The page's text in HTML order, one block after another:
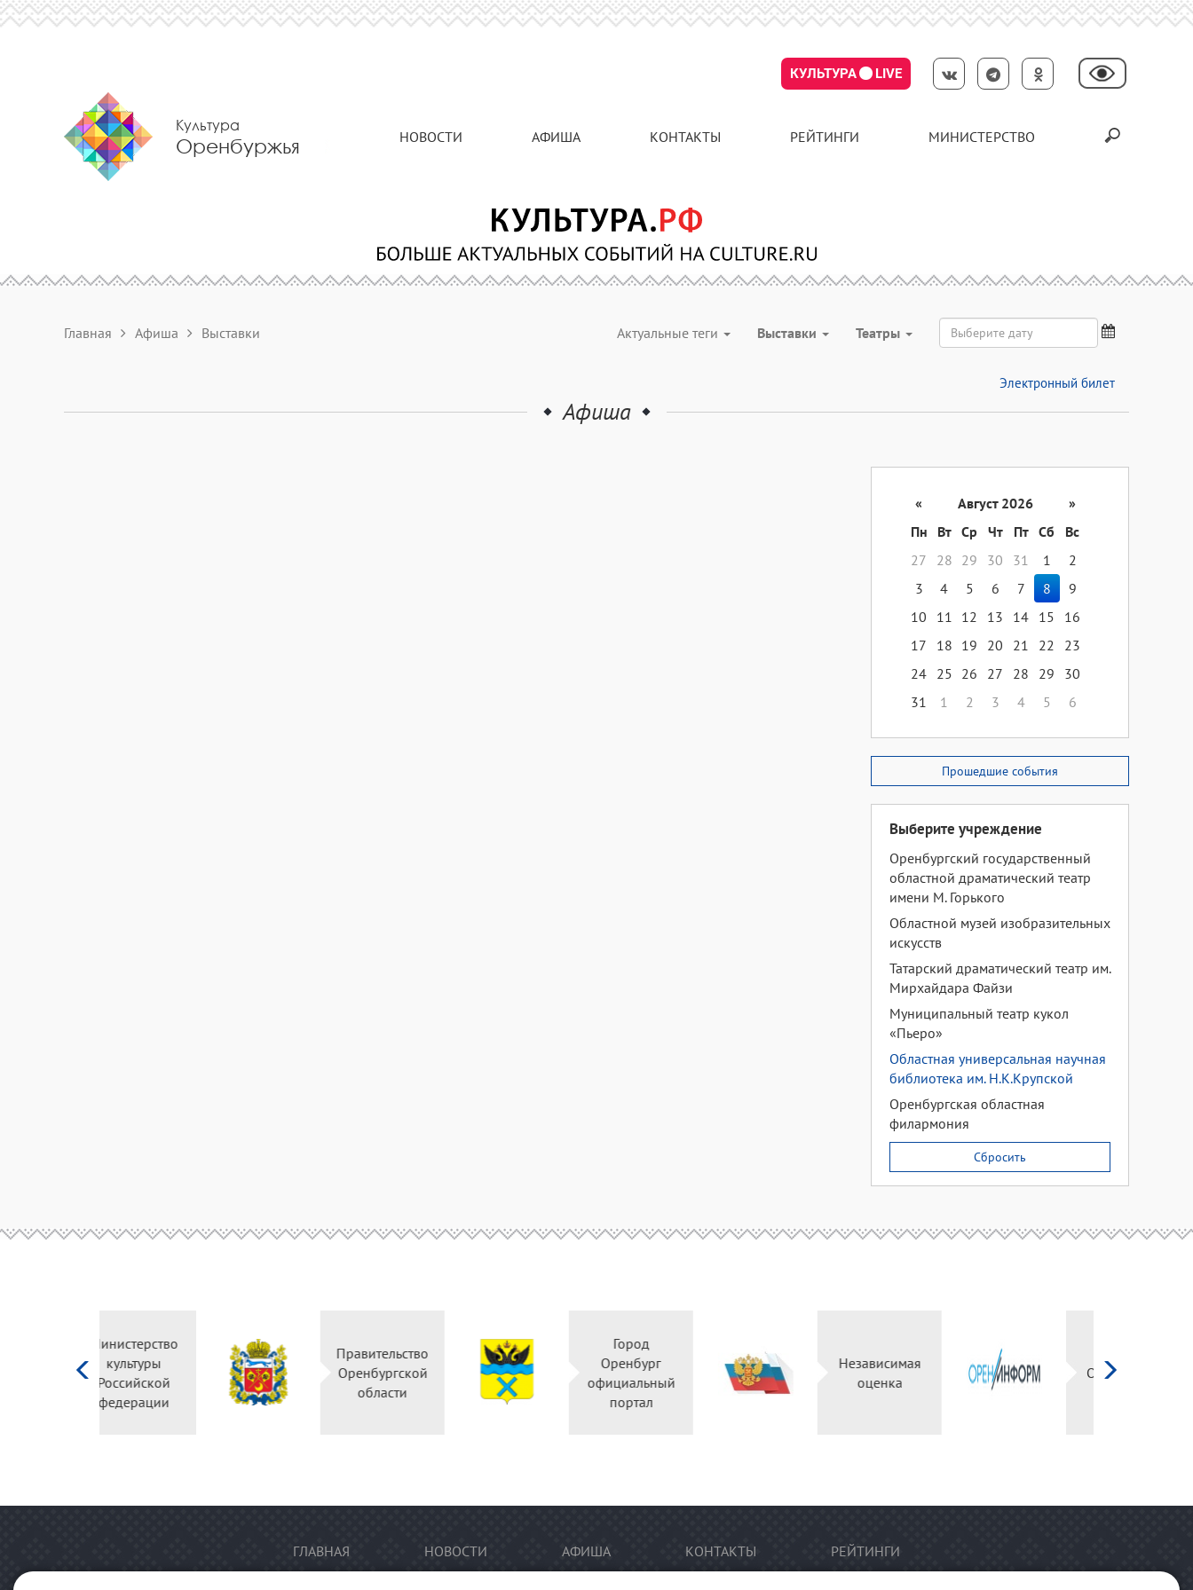
КУЛЬТУРА LIVE
Культура
Оренбуржья НОВОСТИ АФИША КОНТАКТЫ РЕЙТИНГИ МИНИСТЕРСТВО
Главная Афиша Выставки Актуальные теги Выставки Театры
Электронный билет
Афиша
« Август 2026
»
Пн
Вт Ср Чт Пт Сб
Вс
27
28 29 30 31 1
2
3
4 5 6 7 8
9
10
11 12 13 14 15
16
17
18 19 20 21 22
23
24 25 26 27 28 29
30
31
1 2 3 4 5 6
Прошедшие события
Выберите учреждение
Оренбургский государственный
областной драматический театр
имени М. Горького
Областной музей изобразительных
искусств
Татарский драматический театр им.
Мирхайдара Файзи
Муниципальный театр кукол
«Пьеро»
Областная универсальная научная
библиотека им. Н.К.Крупской
Оренбургская областная
филармония
Сбросить
культуры
Российской
Правительство
Оренбургской
области
Город
Оренбург
официальный
портал
Независимая
оценка
Оренинформ
ГЛАВНАЯ НОВОСТИ АФИША КОНТАКТЫ РЕЙТИНГИ